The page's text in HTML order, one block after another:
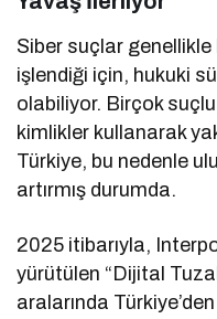
Siber suçlar
işlendiği için, hukuki
olabiliyor. Birçok
kimlikler kullanarak
Türkiye, bu nedenle
artırmış durumda.
2025 itibarıyla,
yürütülen “Dijital
aralarında